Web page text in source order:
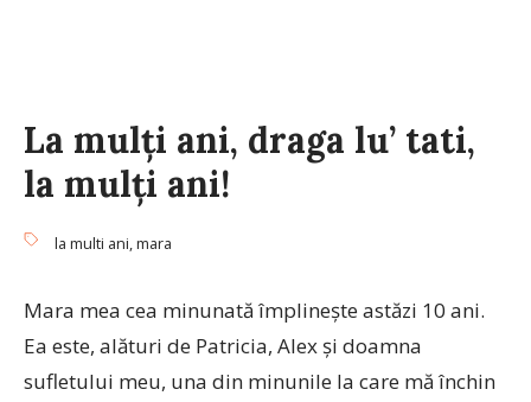
La mulţi ani, draga lu’ tati,
la mulţi ani!
la multi ani,mara
Mara mea cea minunată împlineşte astăzi 10 ani.
Ea este, alături de Patricia, Alex şi doamna
sufletului meu, una din minunile la care mă închin